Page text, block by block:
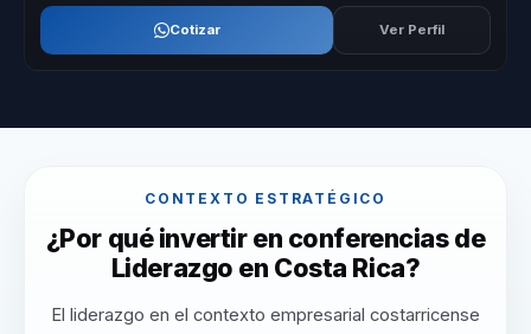
Cotizar Ver Perfil
CONTEXTO ESTRATÉGICO
¿Por qué invertir en conferencias de
Liderazgo en Costa Rica?
El liderazgo en el contexto empresarial costarricense